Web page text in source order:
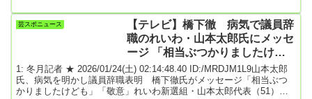
して以来、初となる。騒動後の率直な気持ちを打ち明けた。【写
真】会見で頭を下げる国分太一氏会見場に眼鏡、スーツ姿、やつれ
芸スポニュース
【テレビ】橋下徹 病気で議員辞
職のれいわ・山本太郎氏にメッセ
ージ 「相当ぶつかりましたけど
も」「敬意」
1: 冬月記者 ★ 2026/01/24(土) 02:14:48.40 ID:/MRDJM1L9山本太郎
氏、病気を明かし議員辞職表明 橋下徹氏がメッセージ「相当ぶつ
かりましたけども」「敬意」れいわ新選組・山本太郎代表（51）が